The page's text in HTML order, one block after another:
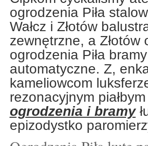
ogrodzenia Piła
Wałcz i Złotów
zewnętrzne, a Złotów
ogrodzenia Piła
automatyczne. Z,
kameliowcom
rezonacyjnym
ogrodzenia i bramy
epizodystko